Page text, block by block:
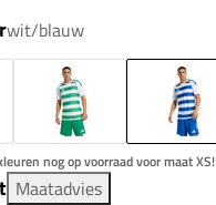
wit/blauw
nog op voorraad voor maat XS!
Maatadvies